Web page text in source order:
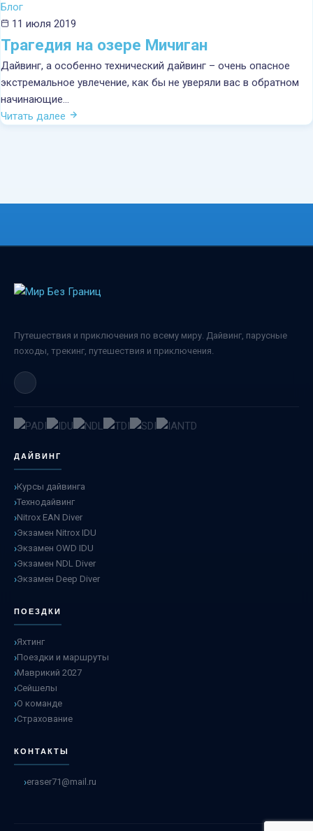
Блог
11 июля 2019
Трагедия на озере Мичиган
Дайвинг, а особенно технический дайвинг – очень опасное
экстремальное увлечение, как бы не уверяли вас в обратном
начинающие…
Читать далее
Путешествия и приключения по всему миру. Дайвинг, парусные
походы, трекинг, путешествия и приключения.
ДАЙВИНГ
Курсы дайвинга
Технодайвинг
Nitrox EAN Diver
Экзамен Nitrox IDU
Экзамен OWD IDU
Экзамен NDL Diver
Экзамен Deep Diver
ПОЕЗДКИ
Яхтинг
Поездки и маршруты
Маврикий 2027
Сейшелы
О команде
Страхование
КОНТАКТЫ
eraser71@mail.ru